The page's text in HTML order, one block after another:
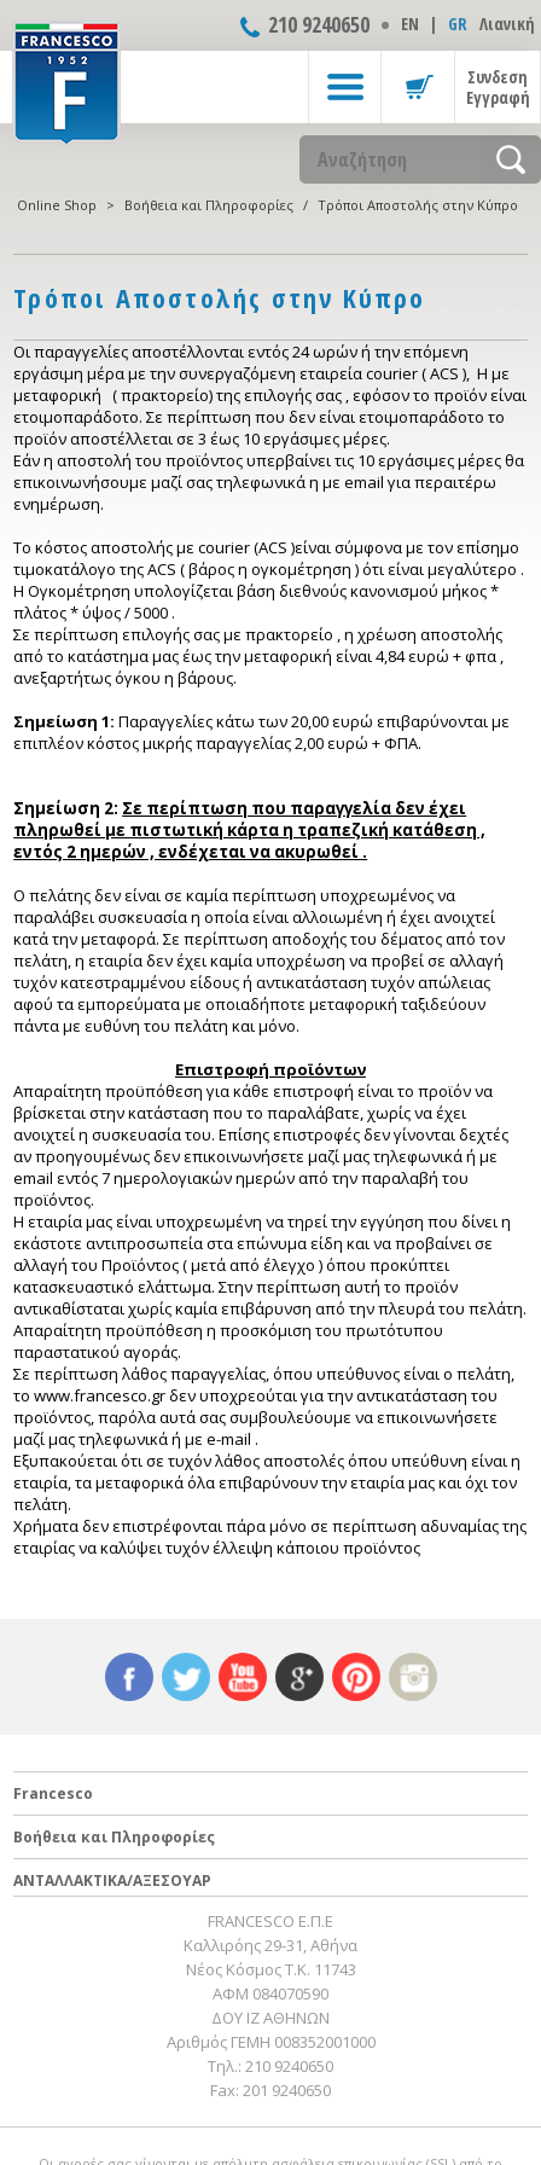
210 9240650 ΕΝ | GR Λιανική
Συνδεση
Εγγραφή
Online Shop > Βοήθεια και Πληροφορίες / Τρόποι Αποστολής στην Κύπρο
Τρόποι Αποστολής στην Κύπρο
Οι παραγγελίες αποστέλλονται εντός 24 ωρών ή την επόμενη
εργάσιμη μέρα με την συνεργαζόμενη εταιρεία courier ( ACS ), Η με
μεταφορική ( πρακτορείο) της επιλογής σας , εφόσον το προϊόν είναι
ετοιμοπαράδοτο. Σε περίπτωση που δεν είναι ετοιμοπαράδοτο το
προϊόν αποστέλλεται σε 3 έως 10 εργάσιμες μέρες.
Εάν η αποστολή του προϊόντος υπερβαίνει τις 10 εργάσιμες μέρες θα
επικοινωνήσουμε μαζί σας τηλεφωνικά η με email για περαιτέρω
ενημέρωση.
Το κόστος αποστολής με courier (ACS )είναι σύμφονα με τον επίσημο
τιμοκατάλογο της ACS ( βάρος η ογκομέτρηση ) ότι είναι μεγαλύτερο .
H Ογκομέτρηση υπολογίζεται βάση διεθνούς κανονισμού μήκος *
πλάτος * ύψος / 5000 .
Σε περίπτωση επιλογής σας με πρακτορείο , η χρέωση αποστολής
από το κατάστημα μας έως την μεταφορική είναι 4,84 ευρώ + φπα ,
ανεξαρτήτως όγκου η βάρους.
Σημείωση 1: Παραγγελίες κάτω των 20,00 ευρώ επιβαρύνονται με
επιπλέον κόστος μικρής παραγγελίας 2,00 ευρώ + ΦΠΑ.
Σημείωση 2: Σε περίπτωση που παραγγελία δεν έχει
πληρωθεί με πιστωτική κάρτα η τραπεζική κατάθεση ,
εντός 2 ημερών , ενδέχεται να ακυρωθεί .
Ο πελάτης δεν είναι σε καμία περίπτωση υποχρεωμένος να
παραλάβει συσκευασία η οποία είναι αλλοιωμένη ή έχει ανοιχτεί
κατά την μεταφορά. Σε περίπτωση αποδοχής του δέματος από τον
πελάτη, η εταιρία δεν έχει καμία υποχρέωση να προβεί σε αλλαγή
τυχόν κατεστραμμένου είδους ή αντικατάσταση τυχόν απώλειας
αφού τα εμπορεύματα με οποιαδήποτε μεταφορική ταξιδεύουν
πάντα με ευθύνη του πελάτη και μόνο.
Επιστροφή προϊόντων
Απαραίτητη προϋπόθεση για κάθε επιστροφή είναι το προϊόν να
βρίσκεται στην κατάσταση που το παραλάβατε, χωρίς να έχει
ανοιχτεί η συσκευασία του. Επίσης επιστροφές δεν γίνονται δεχτές
αν προηγουμένως δεν επικοινωνήσετε μαζί μας τηλεφωνικά ή με
email εντός 7 ημερολογιακών ημερών από την παραλαβή του
προϊόντος.
Η εταιρία μας είναι υποχρεωμένη να τηρεί την εγγύηση που δίνει η
εκάστοτε αντιπροσωπεία στα επώνυμα είδη και να προβαίνει σε
αλλαγή του Προϊόντος ( μετά από έλεγχο ) όπου προκύπτει
κατασκευαστικό ελάττωμα. Στην περίπτωση αυτή το προϊόν
αντικαθίσταται χωρίς καμία επιβάρυνση από την πλευρά του πελάτη.
Απαραίτητη προϋπόθεση η προσκόμιση του πρωτότυπου
παραστατικού αγοράς.
Σε περίπτωση λάθος παραγγελίας, όπου υπεύθυνος είναι ο πελάτη,
το www.francesco.gr δεν υποχρεούται για την αντικατάσταση του
προϊόντος, παρόλα αυτά σας συμβουλεύουμε να επικοινωνήσετε
μαζί μας τηλεφωνικά ή με e-mail .
Εξυπακούεται ότι σε τυχόν λάθος αποστολές όπου υπεύθυνη είναι η
εταιρία, τα μεταφορικά όλα επιβαρύνουν την εταιρία μας και όχι τον
πελάτη.
Χρήματα δεν επιστρέφονται πάρα μόνο σε περίπτωση αδυναμίας της
εταιρίας να καλύψει τυχόν έλλειψη κάποιου προϊόντος
Francesco
Βοήθεια και Πληροφορίες
ΑΝΤΑΛΛΑΚΤΙΚΑ/ΑΞΕΣΟΥΑΡ
FRANCESCO Ε.Π.Ε
Καλλιρόης 29-31, Αθήνα
Νέος Κόσμος Τ.Κ. 11743
ΑΦΜ 084070590
ΔΟΥ ΙΖ ΑΘΗΝΩΝ
Αριθμός ΓΕΜΗ 008352001000
Τηλ.: 210 9240650
Fax: 201 9240650